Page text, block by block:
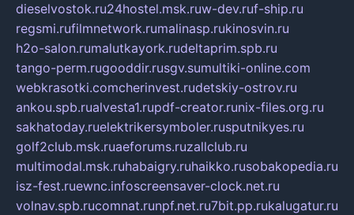
dieselvostok.ru24hostel.msk.ruw-dev.ruf-ship.ru
regsmi.rufilmnetwork.rumalinasp.rukinosvin.ru
h2o-salon.rumalutkayork.rudeltaprim.spb.ru
tango-perm.rugooddir.rusgv.sumultiki-online.com
webkrasotki.comcherinvest.rudetskiy-ostrov.ru
ankou.spb.rualvesta1.rupdf-creator.runix-files.org.ru
sakhatoday.ruelektrikersymboler.rusputnikyes.ru
golf2club.msk.ruaeforums.ruzallclub.ru
multimodal.msk.ruhabaigry.ruhaikko.rusobakopedia.ru
isz-fest.ruewnc.infoscreensaver-clock.net.ru
volnav.spb.rucomnat.runpf.net.ru7bit.pp.rukalugatur.ru